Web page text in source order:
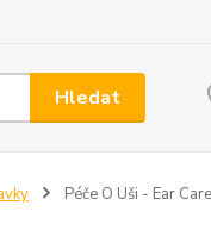
Hledat
Péče O Uši - Ear